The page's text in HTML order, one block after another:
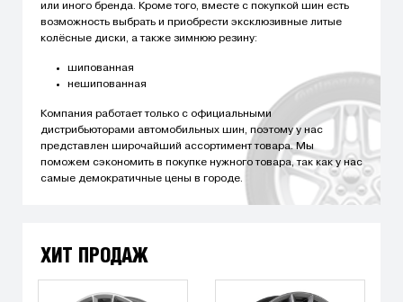
или иного бренда. Кроме того, вместе с покупкой шин есть
возможность выбрать и приобрести эксклюзивные литые
колёсные диски, а также зимнюю резину:
шипованная
нешипованная
Компания работает только с официальными
дистрибьюторами автомобильных шин, поэтому у нас
представлен широчайший ассортимент товара. Мы
поможем сэкономить в покупке нужного товара, так как у нас
самые демократичные цены в городе.
ХИТ ПРОДАЖ